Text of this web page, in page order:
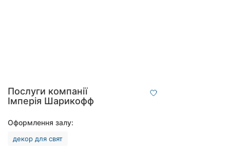
міста:
Вінниця
Послуги компанії
Імперія Шарикофф
Оформлення залу:
декор для свят